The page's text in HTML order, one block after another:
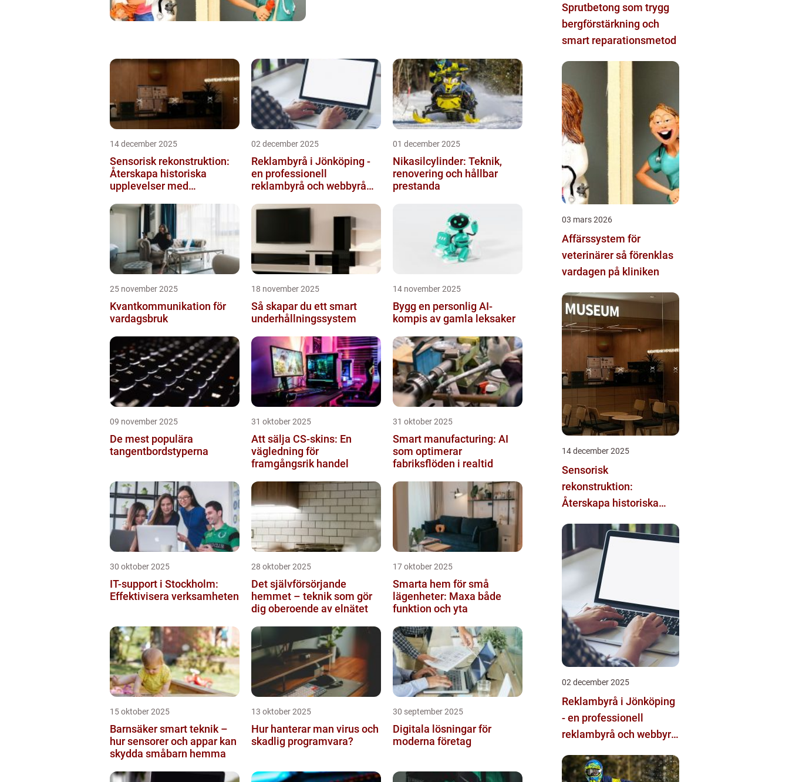
14 december 2025
Sensorisk rekonstruktion:
Återskapa historiska
upplevelser med
02 december 2025
Reklambyrå i Jönköping -
en professionell
reklambyrå och webbyrå
kommunikati...
01 december 2025
Nikasilcylinder: Teknik,
renovering och hållbar
prestanda
25 november 2025
Kvantkommunikation för
vardagsbruk
18 november 2025
Så skapar du ett smart
underhållningssystem
14 november 2025
Bygg en personlig AI-
kompis av gamla leksaker
09 november 2025
De mest populära
tangentbordstyperna
31 oktober 2025
Att sälja CS-skins: En
vägledning för
framgångsrik handel
31 oktober 2025
Smart manufacturing: AI
som optimerar
fabriksflöden i realtid
30 oktober 2025
IT-support i Stockholm:
Effektivisera verksamheten
28 oktober 2025
Det självförsörjande
hemmet – teknik som gör
dig oberoende av elnätet
17 oktober 2025
Smarta hem för små
lägenheter: Maxa både
funktion och yta
15 oktober 2025
Barnsäker smart teknik –
hur sensorer och appar kan
skydda småbarn hemma
13 oktober 2025
Hur hanterar man virus och
skadlig programvara?
30 september 2025
Digitala lösningar för
moderna företag
Sprutbetong som trygg
bergförstärkning och
smart reparationsmetod
03 mars 2026
Affärssystem för
veterinärer så förenklas
vardagen på kliniken
14 december 2025
Sensorisk
rekonstruktion:
Återskapa historiska
multimodala AI
02 december 2025
Reklambyrå i Jönköping
- en professionell
reklambyrå och webbyrå
kommunikation